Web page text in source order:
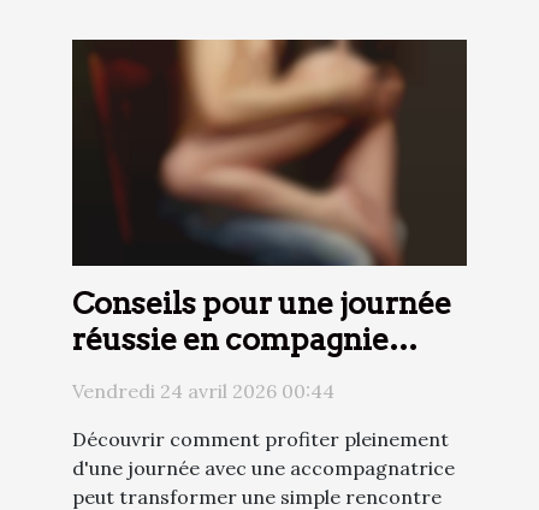
Conseils pour une journée
réussie en compagnie
d'une accompagnatrice
Vendredi 24 avril 2026 00:44
Découvrir comment profiter pleinement
d'une journée avec une accompagnatrice
peut transformer une simple rencontre